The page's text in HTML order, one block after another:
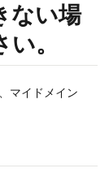
ない場
。
マイドメイン